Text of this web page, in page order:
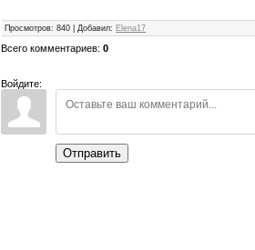
Просмотров: 840 |Добавил: Elena17
Всего комментариев:0
Войдите:
Отправить